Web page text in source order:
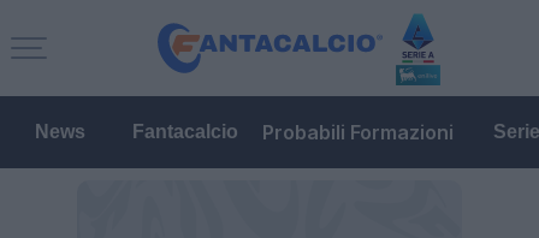
News Fantacalcio Probabili Formazioni